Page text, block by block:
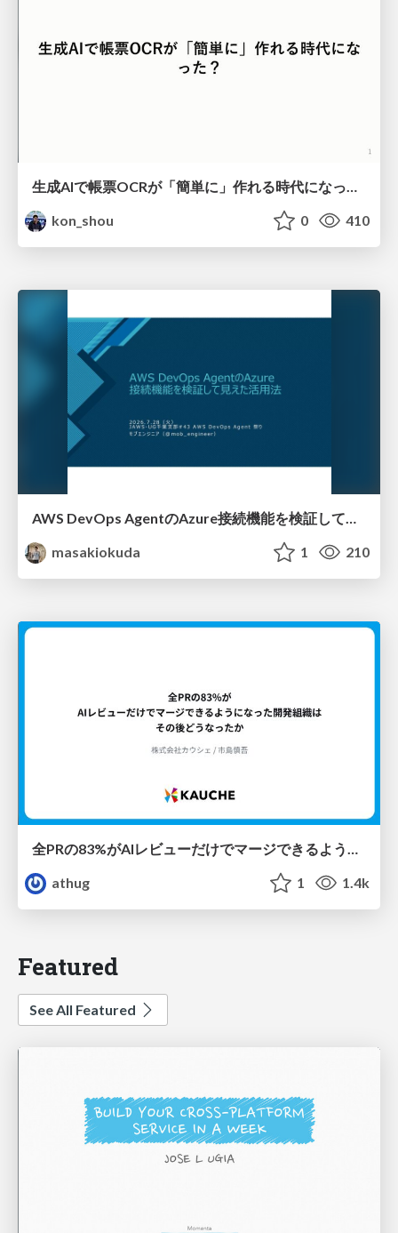
生成AIで帳票OCRが「簡単に」作れる時代になった？
kon_shou
0 410
masakiokuda
1 210
全PRの83%がAIレビューだけでマージできるようになった開発組織はその後どうなったか
athug
1 1.4k
Featured
See All Featured